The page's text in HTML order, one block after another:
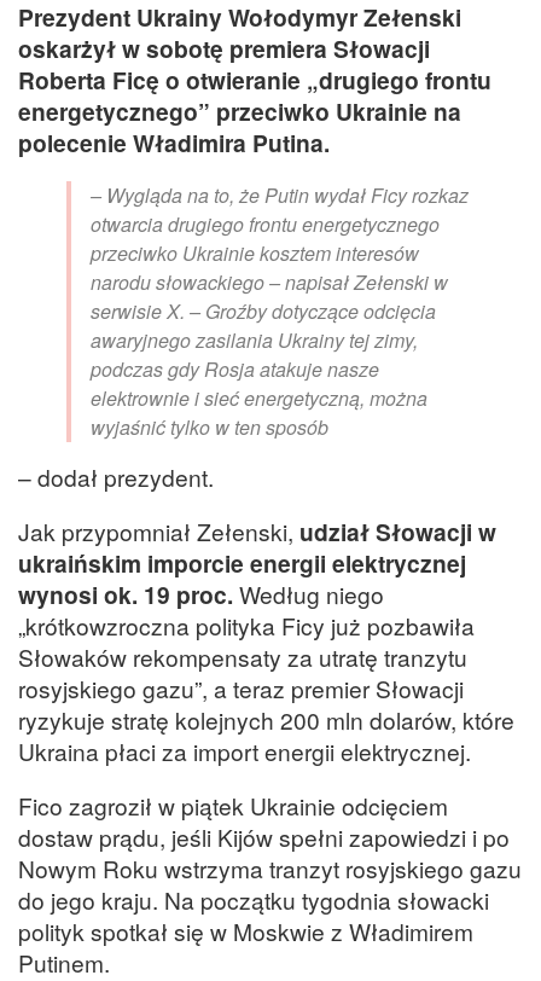
Prezydent Ukrainy Wołodymyr Zełenski
oskarżył w sobotę premiera Słowacji
Roberta Ficę o otwieranie „drugiego frontu
energetycznego” przeciwko Ukrainie na
polecenie Władimira Putina.
– Wygląda na to, że Putin wydał Ficy rozkaz
otwarcia drugiego frontu energetycznego
przeciwko Ukrainie kosztem interesów
narodu słowackiego – napisał Zełenski w
serwisie X. – Groźby dotyczące odcięcia
awaryjnego zasilania Ukrainy tej zimy,
podczas gdy Rosja atakuje nasze
elektrownie i sieć energetyczną, można
wyjaśnić tylko w ten sposób
– dodał prezydent.
Jak przypomniał Zełenski, udział Słowacji w
ukraińskim imporcie energii elektrycznej
wynosi ok. 19 proc. Według niego
„krótkowzroczna polityka Ficy już pozbawiła
Słowaków rekompensaty za utratę tranzytu
rosyjskiego gazu”, a teraz premier Słowacji
ryzykuje stratę kolejnych 200 mln dolarów, które
Ukraina płaci za import energii elektrycznej.
Fico zagroził w piątek Ukrainie odcięciem
dostaw prądu, jeśli Kijów spełni zapowiedzi i po
Nowym Roku wstrzyma tranzyt rosyjskiego gazu
do jego kraju. Na początku tygodnia słowacki
polityk spotkał się w Moskwie z Władimirem
Putinem.